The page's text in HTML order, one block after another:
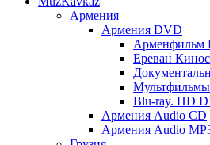
Армения
Армения DVD
Арменфильм
Ереван
Мультфильмы
Blu-ray. HD
Армения Audio CD
Армения Audio